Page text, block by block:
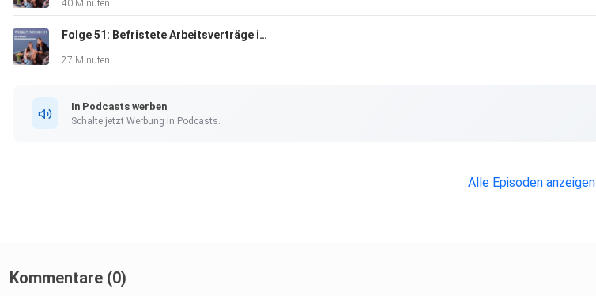
40 Minuten
Folge 51: Befristete Arbeitsverträge im Handwerk: Neue Regeln zur Probezeit
27 Minuten
In Podcasts werben
Schalte jetzt Werbung in Podcasts.
Alle Episoden anzeigen
Kommentare (0)